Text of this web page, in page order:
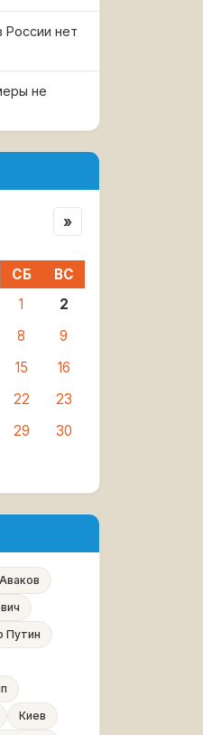
России нет
не
»
СБ
ВС
1
2
8
9
15
16
22
23
29
30
Путин
Киев